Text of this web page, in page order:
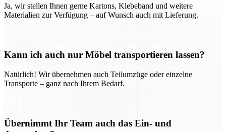
Ja, wir stellen Ihnen gerne Kartons, Klebeband und weitere
Materialien zur Verfügung – auf Wunsch auch mit Lieferung.
Kann ich auch nur Möbel transportieren lassen?
Natürlich! Wir übernehmen auch Teilumzüge oder einzelne
Transporte – ganz nach Ihrem Bedarf.
Übernimmt Ihr Team auch das Ein- und